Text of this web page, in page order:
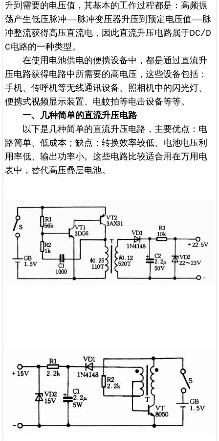
升到需要的电压值，其基本的工作过程都是：高频振
荡产生低压脉冲——脉冲变压器升压到预定电压值——脉
冲整流获得高压直流电，因此直流升压电路属于DC/D
C电路的一种类型。
在使用电池供电的便携设备中，都是通过直流升
压电路获得电路中所需要的高电压，这些设备包括：
手机、传呼机等无线通讯设备、照相机中的闪光灯、
便携式视频显示装置、电蚊拍等电击设备等等。
一、几种简单的直流升压电路
以下是几种简单的直流升压电路，主要优点：电
路简单、低成本；缺点：转换效率较低、电池电压利
用率低、输出功率小。这些电路比较适合用在万用电
表中，替代高压叠层电池。